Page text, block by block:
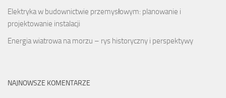
Elektryka w budownictwie przemysłowym: planowanie i
projektowanie instalacji
Energia wiatrowa na morzu – rys historyczny i perspektywy
NAJNOWSZE KOMENTARZE